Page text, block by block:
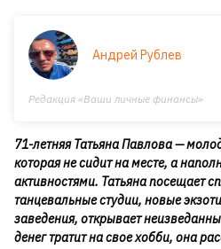
Андрей Рублев
Редакция «Ваши личные финансы»
71-летняя Татьяна Павлова —
которая не сидит на месте, а
активностями. Татьяна посещает
танцевальные студии, новые
заведения, открывает
денег тратит на свое хобби, она